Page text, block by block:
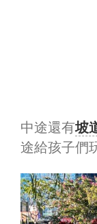
中途還有坡
途給孩子們